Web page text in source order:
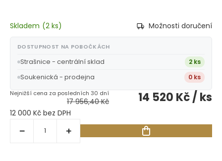
Skladem (2 ks) Možnosti doručení
DOSTUPNOST NA POBOČKÁCH
Strašnice - centrální sklad 2 ks
Soukenická - prodejna 0 ks
17 956,40 Kč 14 520 Kč/ ks
12 000 Kč bez DPH